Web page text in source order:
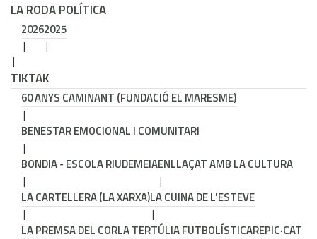
LA RODA POLÍTICA
20262025
TIKTAK
60 ANYS CAMINANT (FUNDACIÓ EL MARESME)
BENESTAR EMOCIONAL I COMUNITARI
BONDIA - ESCOLA RIUDEMEIAENLLAÇAT AMB LA CULTURA
LA CARTELLERA (LA XARXA)LA CUINA DE L'ESTEVE
LA PREMSA DEL CORLA TERTÚLIA FUTBOLÍSTICAREPIC·CAT